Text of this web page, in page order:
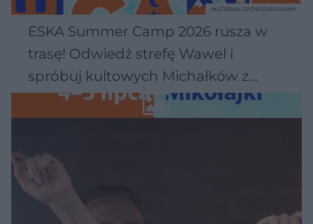
ESKA Summer Camp 2026 rusza w
trasę! Odwiedź strefę Wawel i
spróbuj kultowych Michałków z
Wawelu
MATERIAŁ SPONSOROWANY